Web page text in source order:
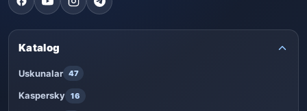
Katalog
Uskunalar 47
Kaspersky 16